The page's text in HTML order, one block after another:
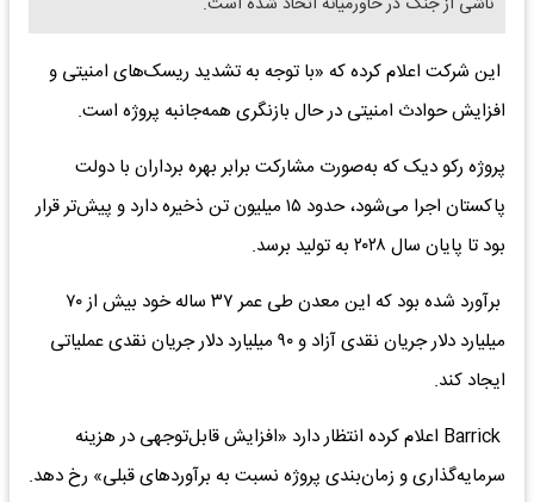
این شرکت اعلام کرده که «با توجه به تشدید ریسک‌های امنیتی و
افزایش حوادث امنیتی در حال بازنگری همه‌جانبه پروژه است.
پروژه رکو دیک که به‌صورت مشارکت برابر بهره برداران با دولت
پاکستان اجرا می‌شود، حدود ۱۵ میلیون تن ذخیره دارد و پیش‌تر قرار
بود تا پایان سال ۲۰۲۸ به تولید برسد.
برآورد شده بود که این معدن طی عمر ۳۷ ساله خود بیش از ۷۰
میلیارد دلار جریان نقدی آزاد و ۹۰ میلیارد دلار جریان نقدی عملیاتی
ایجاد کند.
‌Barrick اعلام کرده انتظار دارد «افزایش قابل‌توجهی در هزینه
سرمایه‌گذاری و زمان‌بندی پروژه نسبت به برآوردهای قبلی» رخ دهد.